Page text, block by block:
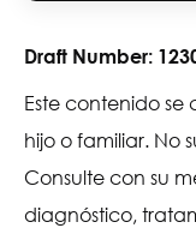
Draft Number:
Este contenido
hijo o familiar. No
Consulte con su
diagnóstico,